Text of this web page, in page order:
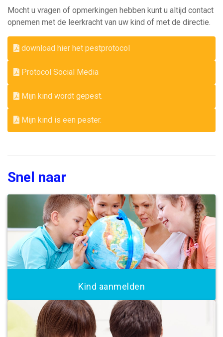
Mocht u vragen of opmerkingen hebben kunt u altijd contact
opnemen met de leerkracht van uw kind of met de directie.
download hier het pestprotocol
Protocol Social Media
Mijn kind wordt gepest.
Mijn kind is een pester.
Snel naar
Kind aanmelden